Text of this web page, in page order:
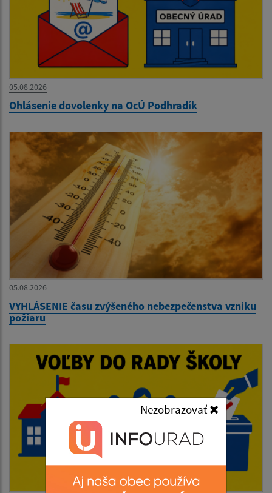
Nezobrazovať
05.08.2026
Ohlásenie dovolenky na OcÚ Podhradík
05.08.2026
VYHLÁSENIE času zvýšeného nebezpečenstva vzniku
požiaru